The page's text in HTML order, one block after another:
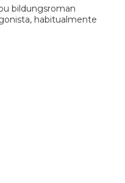
bildungsroman
habitualmente